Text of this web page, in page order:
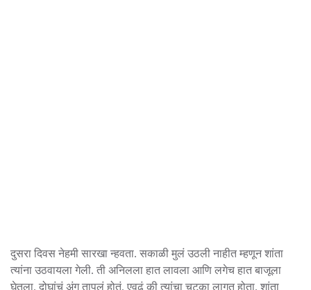
दुसरा दिवस नेहमी सारखा न्हवता. सकाळी मुलं उठली नाहीत म्हणून शांता
त्यांना उठवायला गेली. ती अनिलला हात लावला आणि लगेच हात बाजूला
घेतला. दोघांचं अंग तापलं होतं, एवढं की त्यांचा चटका लागत होता. शांता